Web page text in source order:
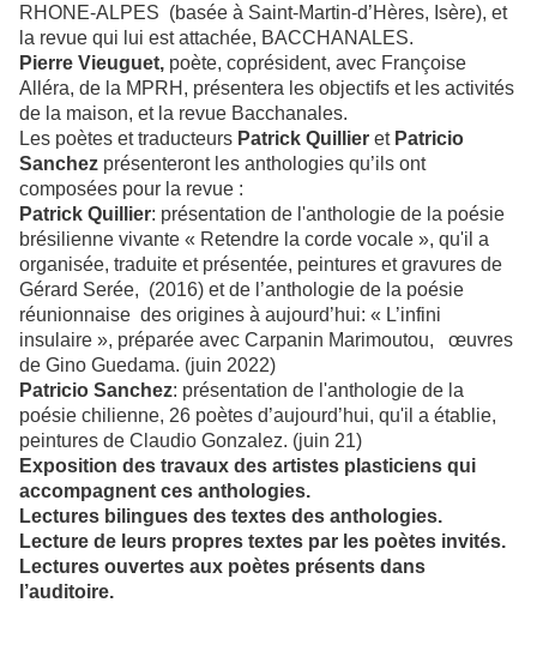
RHONE-ALPES (basée à Saint-Martin-d’Hères, Isère), et
la revue qui lui est attachée, BACCHANALES.
Pierre Vieuguet, poète, coprésident, avec Françoise
Alléra, de la MPRH, présentera les objectifs et les activités
de la maison, et la revue Bacchanales.
Les poètes et traducteurs Patrick Quillier et Patricio
Sanchez présenteront les anthologies qu’ils ont
composées pour la revue :
Patrick Quillier: présentation de l'anthologie de la poésie
brésilienne vivante « Retendre la corde vocale », qu'il a
organisée, traduite et présentée, peintures et gravures de
Gérard Serée, (2016) et de l’anthologie de la poésie
réunionnaise des origines à aujourd’hui: « L’infini
insulaire », préparée avec Carpanin Marimoutou, œuvres
de Gino Guedama. (juin 2022)
Patricio Sanchez: présentation de l'anthologie de la
poésie chilienne, 26 poètes d’aujourd’hui, qu'il a établie,
peintures de Claudio Gonzalez. (juin 21)
Exposition des travaux des artistes plasticiens qui
accompagnent ces anthologies.
Lectures bilingues des textes des anthologies.
Lecture de leurs propres textes par les poètes invités.
Lectures ouvertes aux poètes présents dans
l’auditoire.